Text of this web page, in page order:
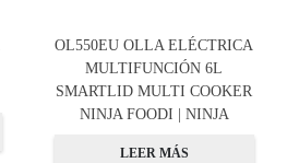
OL550EU OLLA ELÉCTRICA
MULTIFUNCIÓN 6L
SMARTLID MULTI COOKER
NINJA FOODI | NINJA
LEER MÁS